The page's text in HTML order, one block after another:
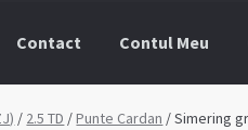
Contact Contul Meu
? Despre NoiMarci
/ 2.5 TD /Punte Cardan / Simering